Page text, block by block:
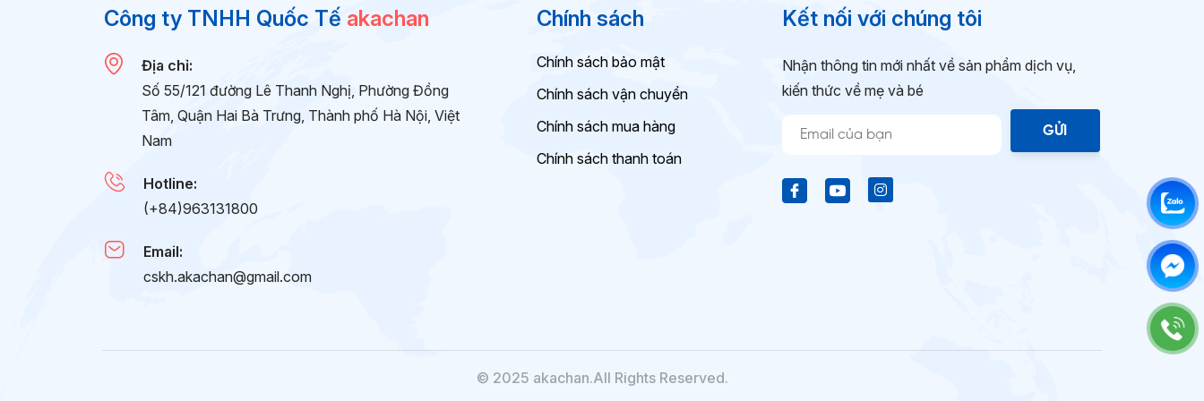
Công ty TNHH Quốc Tế akachan
Địa chỉ:
Số 55/121 đường Lê Thanh Nghị, Phường Đồng
Tâm, Quận Hai Bà Trưng, Thành phố Hà Nội, Việt
Nam
Hotline:
(+84)963131800
Email:
cskh.akachan@gmail.com
Chính sách
Chính sách bảo mật
Chính sách vận chuyển
Chính sách mua hàng
Chính sách thanh toán
Kết nối với chúng tôi
Nhận thông tin mới nhất về sản phẩm dịch vụ,
kiến thức về mẹ và bé
© 2025 akachan.All Rights Reserved.